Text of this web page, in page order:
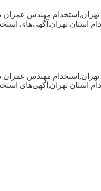
مهندس
استان تهران,آگهی‌های
مهندس
استان تهران,آگهی‌های